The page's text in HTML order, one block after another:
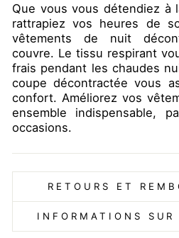
Que vous vous détendiez à
rattrapiez vos heures de
vêtements de nuit
couvre. Le tissu respirant
frais pendant les chaudes
coupe décontractée vous
confort. Améliorez vos
ensemble indispensable,
occasions.
RETOURS ET
INFORMATIONS SUR